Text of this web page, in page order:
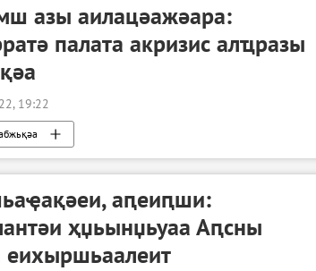
азы аилацәажәара:
палата акризис алҵразы
19:22
аԥеиԥши:
ҳџьынџьуаа Аԥсны
еихыршьаалеит